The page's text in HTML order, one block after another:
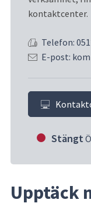
kontaktcenter.
Telefon:
E-post:
Stängt
Upptäck